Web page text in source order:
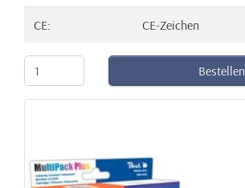
CE: CE-Zeichen
Bestellen